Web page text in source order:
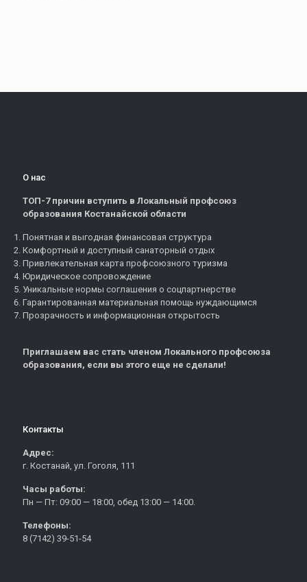
О нас
ТОП-7 причин вступить в Локальный профсоюз
образования Костанайской области
Понятная и выгодная финансовая структура
Комфортный и доступный санаторный отдых
Привлекательная карта профсоюзного туризма
Юридическое сопровождение
Уникальные нормы соглашения о соцпартнерстве
Гарантированная материальная помощь нуждающимся
Прозрачность и информационная открытость
Приглашаем вас стать членом Локального профсоюза
образования, если вы этого еще не сделали!
Контакты
Адрес:
г. Костанай, ул. Гоголя, 111
Часы работы:
Пн — Пт: 09:00 — 18:00, обед 13:00 — 14:00.
Телефоны:
8 (7142) 39-51-54